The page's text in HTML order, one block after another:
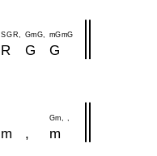
SG R, GmG, mGmG
R G G
Gm
m , m